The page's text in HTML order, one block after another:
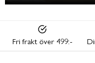
Fri frakt över 499:-